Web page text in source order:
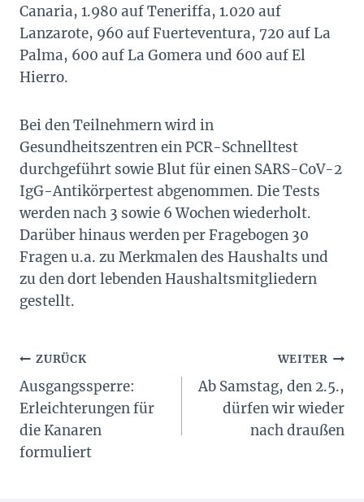
Canaria, 1.980 auf Teneriffa, 1.020 auf
Lanzarote, 960 auf Fuerteventura, 720 auf La
Palma, 600 auf La Gomera und 600 auf El
Hierro.
Bei den Teilnehmern wird in
Gesundheitszentren ein PCR-Schnelltest
durchgeführt sowie Blut für einen SARS-CoV-2
IgG-Antikörpertest abgenommen. Die Tests
werden nach 3 sowie 6 Wochen wiederholt.
Darüber hinaus werden per Fragebogen 30
Fragen u.a. zu Merkmalen des Haushalts und
zu den dort lebenden Haushaltsmitgliedern
gestellt.
Beitragsnavigation
ZURÜCK
Ausgangssperre:
Erleichterungen für
die Kanaren
formuliert
WEITER
Ab Samstag, den 2.5.,
dürfen wir wieder
nach draußen